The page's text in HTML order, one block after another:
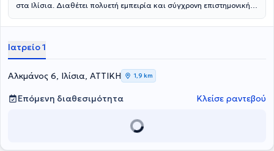
στα Ιλίσια. Διαθέτει πολυετή εμπειρία και σύγχρονη επιστημονική
εκπαιδεύτηκε από κορυφαίους ειδικούς στους τομείς του προσθίου
πορεία απέκτησε σφαιρική γνώση των πιο σύγχρονων
διαγνωστικών και θεραπευτικών μεθόδων της οφθαλμολογίας.
Ασχολείται με ένα μεγάλο φάσμα της οφθαλμολογίας, από τον
προληπτικό έλεγχο και τη διάγνωση, μέχρι τη θεραπεία και τη
μακροχρόνια παρακολούθηση της υγείας των ματιών. Πιστεύει ότι
κάθε ασθενής είναι μοναδικός και αξίζει εξατομικευμένη και
ενδιαφέρον. Στόχος της είναι να βοηθά κάθε άνθρωπο να
Ιατρείο 1
Αλκμάνος 6, Ιλίσια, ΑΤΤΙΚΗ 1,9 km
Επόμενη διαθεσιμότητα Κλείσε ραντεβού